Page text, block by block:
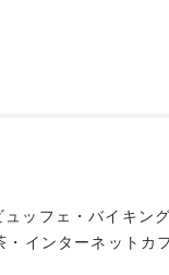
ュッフェ・バイキング
・インターネットカ